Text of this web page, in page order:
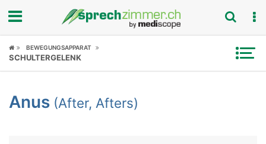
Fokus
Symptome
BEWEGUNGSAPPARAT
SCHULTERGELENK
Anus (After, Afters)